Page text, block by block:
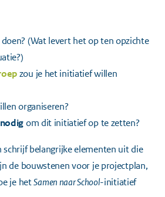
(Wat levert het op ten opzichte
zou je het initiatief willen
organiseren?
nodigom dit initiatief op te zetten?
schrijf belangrijke elementen uit die
de bouwstenen voor je projectplan,
je hetSamen naar School-initiatief